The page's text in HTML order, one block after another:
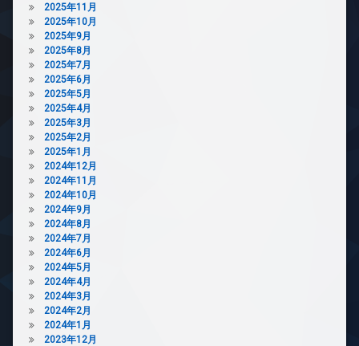
宅
配
ボ
ッ
ク
ス
敷
地
内
ゴ
ミ
置
き
場
防
犯
カ
メ
ラ
駐
輪
場
2025年11月
2025年10月
2025年9月
2025年8月
2025年7月
2025年6月
2025年5月
2025年4月
2025年3月
2025年2月
2025年1月
2024年12月
2024年11月
2024年10月
2024年9月
2024年8月
2024年7月
2024年6月
2024年5月
2024年4月
2024年3月
2024年2月
2024年1月
2023年12月